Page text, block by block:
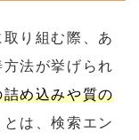
り組む際、あ
法が挙げられ
め込みや質の
とは、検索エン